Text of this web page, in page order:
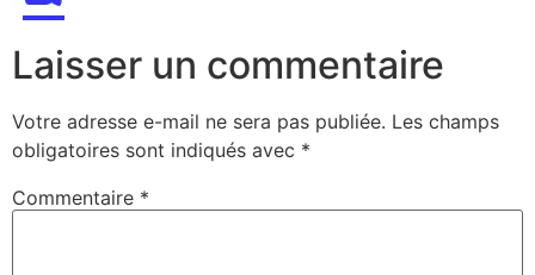
Laisser un commentaire
Votre adresse e-mail ne sera pas publiée. Les champs
obligatoires sont indiqués avec *
Commentaire *